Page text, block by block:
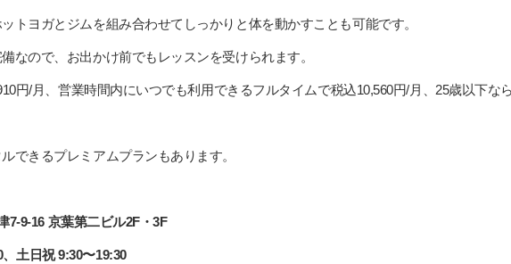
トヨガとジムを組み合わせてしっかりと体を動かすことも可能です。
なので、お出かけ前でもレッスンを受けられます。
円/月、営業時間内にいつでも利用できるフルタイムで税込10,560円/月、25歳以下な
できるプレミアムプランもあります。
7-9-16 京葉第二ビル2F・3F
土日祝 9:30〜19:30